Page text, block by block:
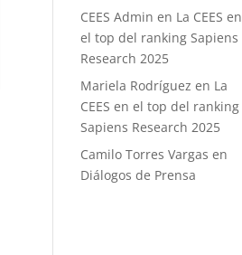
CEES Admin en La CEES en
el top del ranking Sapiens
Research 2025
Mariela Rodríguez en La
CEES en el top del ranking
Sapiens Research 2025
Camilo Torres Vargas en
Diálogos de Prensa